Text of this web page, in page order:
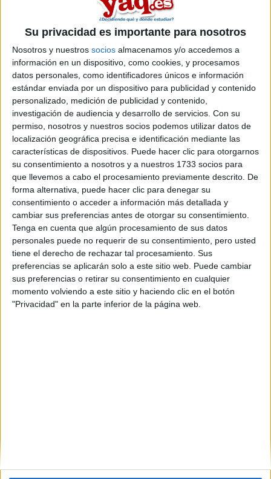
Su privacidad es importante para nosotros
Nosotros y nuestros socios almacenamos y/o accedemos a
información en un dispositivo, como cookies, y procesamos
datos personales, como identificadores únicos e información
estándar enviada por un dispositivo para publicidad y contenido
personalizado, medición de publicidad y contenido,
investigación de audiencia y desarrollo de servicios. Con su
permiso, nosotros y nuestros socios podemos utilizar datos de
localización geográfica precisa e identificación mediante las
características de dispositivos. Puede hacer clic para otorgarnos
su consentimiento a nosotros y a nuestros 1733 socios para
que llevemos a cabo el procesamiento previamente descrito. De
forma alternativa, puede hacer clic para denegar su
consentimiento o acceder a información más detallada y
cambiar sus preferencias antes de otorgar su consentimiento.
Tenga en cuenta que algún procesamiento de sus datos
personales puede no requerir de su consentimiento, pero usted
tiene el derecho de rechazar tal procesamiento. Sus
preferencias se aplicarán solo a este sitio web. Puede cambiar
sus preferencias o retirar su consentimiento en cualquier
momento volviendo a este sitio y haciendo clic en el botón
"Privacidad" en la parte inferior de la página web.
1806 €
Máster Universitario en
Ingeniería en Movilidad
Eléctrica
Impartido en:
Escuela Técnica Superior de Ingeniería del Diseño
Peso:
3
Duración:
1.5 años
Créditos ECTS:
90
Coste primer año:
3181 €
Máster Universitario en
Sistemas y Accionamientos
Eléctricos / Master in Electric
Power Systems and Drives
1(current)
2 3 4 5 ... siguiente last